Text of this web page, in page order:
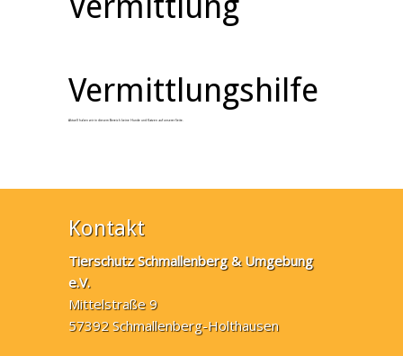
Vermittlungshilfe
Aktuell haben wir in diesem Bereich keine Hunde und Katzen auf unserer Seite.
Kontakt
Tierschutz Schmallenberg & Umgebung
e.V.
Mittelstraße 9
57392 Schmallenberg-Holthausen